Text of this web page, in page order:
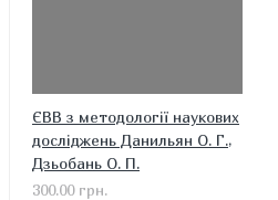
ЄВВ з методології наукових
досліджень Данильян О. Г.,
Дзьобань О. П.
300.00 грн.